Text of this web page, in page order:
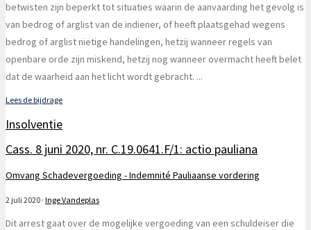
betwisten zijn beperkt tot situaties waarin de aanvaarding het gevolg is
van bedrog of arglist van de indiener, of heeft plaatsgehad wegens
bedrog of arglist nietige handelingen, hetzij wanneer regels van
openbare orde zijn miskend, hetzij nog wanneer overmacht heeft belet
dat de waarheid aan het licht wordt gebracht. ...
Lees de bijdrage
Insolventie
Cass. 8 juni 2020, nr. C.19.0641.F/1: actio pauliana
Omvang Schadevergoeding - Indemnité Pauliaanse vordering
2 juli 2020 · Inge Vandeplas
Dit arrest gaat over de mogelijke vergoeding van een schuldeiser die